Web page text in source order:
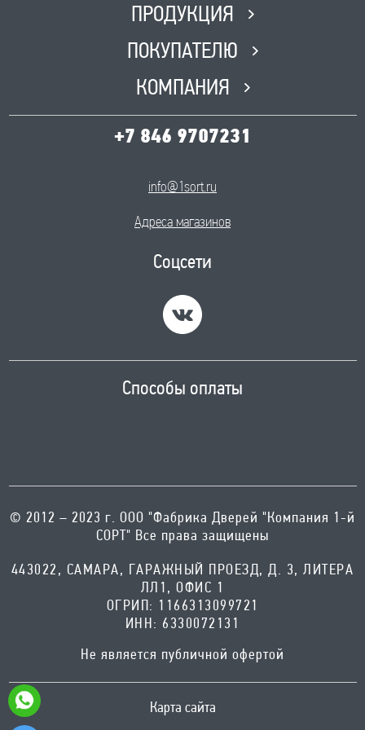
ПН-ПТ с 8:00 до 17:00, СБ с 8:00
ПРОДУКЦИЯ
ПОКУПАТЕЛЮ
КОМПАНИЯ
+7 846 9707231
info@1sort.ru
Адреса магазинов
Соцсети
Способы оплаты
© 2012 – 2023 г. ООО "Фабрика Дверей "Компания 1-й
СОРТ" Все права защищены
443022, САМАРА, ГАРАЖНЫЙ ПРОЕЗД, Д. 3, ЛИТЕРА
ЛЛ1, ОФИС 1
ОГРИП: 1166313099721
ИНН: 6330072131
Не является публичной офертой
Карта сайта